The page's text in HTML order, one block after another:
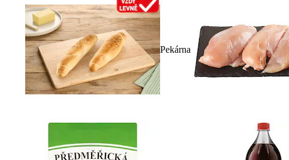
Pekárna